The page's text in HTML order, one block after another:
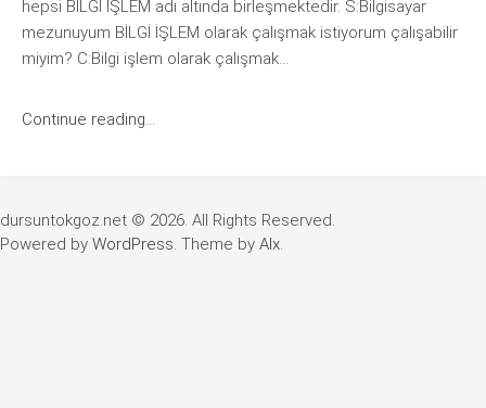
hepsi BİLGİ İŞLEM adı altında birleşmektedir. S:Bilgisayar
mezunuyum BİLGİ İŞLEM olarak çalışmak istiyorum çalışabilir
miyim? C:Bilgi işlem olarak çalışmak...
Continue reading...
dursuntokgoz.net © 2026. All Rights Reserved.
Powered by WordPress. Theme by Alx.